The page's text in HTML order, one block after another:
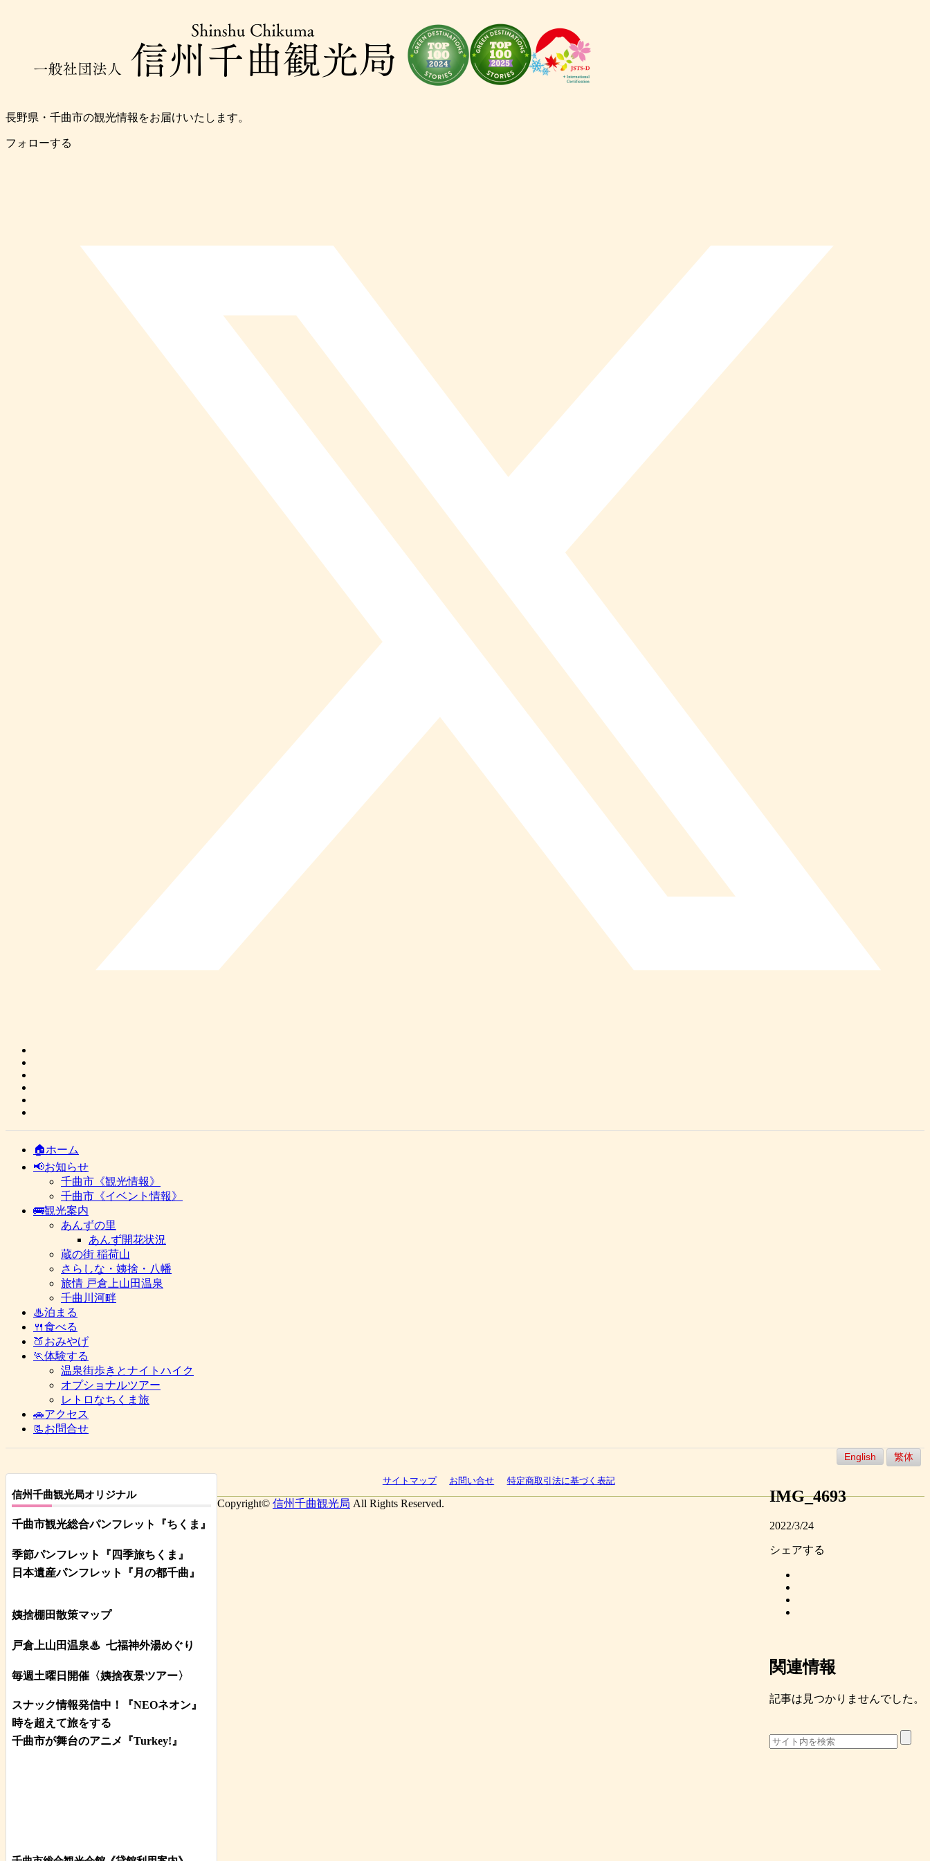
長野県・千曲市の観光情報をお届けいたします。
フォローする
🏠ホーム
📢お知らせ
千曲市《観光情報》
千曲市《イベント情報》
🚌観光案内
あんずの里
あんず開花状況
蔵の街 稲荷山
さらしな・姨捨・八幡
旅情 戸倉上山田温泉
千曲川河畔
♨泊まる
🍴食べる
🍑おみやげ
🏃体験する
温泉街歩きとナイトハイク
オプショナルツアー
レトロなちくま旅
🚗アクセス
📃お問合せ
English 繁体
IMG_4693
2022/3/24
シェアする
関連情報
記事は見つかりませんでした。
信州千曲観光局オリジナル
千曲市観光総合パンフレット 『ちくま』
季節パンフレット『四季旅ちくま』
日本遺産パンフレット
『月の都千曲』
姨捨棚田散策マップ
戸倉上山田温泉♨ 七福神外湯めぐり
毎週土曜日開催〈姨捨夜景ツアー〉
スナック情報発信中！『NEOネオン』
時を超えて旅をする
千曲市が舞台のアニメ『Turkey!』
サイトマップ お問い合せ 特定商取引法に基づく表記
Copyright© 信州千曲観光局 All Rights Reserved.